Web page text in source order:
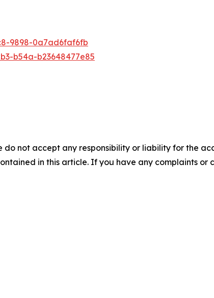
9898-0a7ad6faf6fb
b54a-b23648477e85
do not accept any responsibility or liability for the
in this article. If you have any complaints or